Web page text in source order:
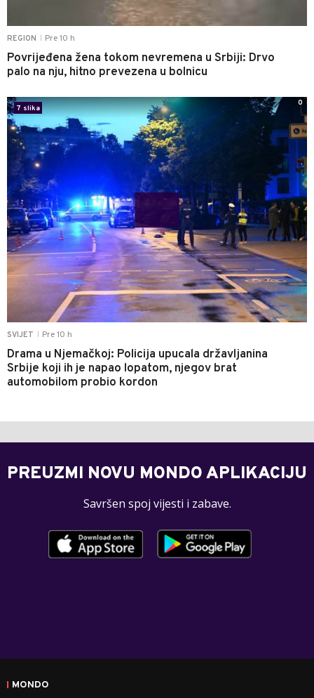
REGION Pre 10 h
Povrijeđena žena tokom nevremena u Srbiji: Drvo
palo na nju, hitno prevezena u bolnicu
SVIJET Pre 10 h
Drama u Njemačkoj: Policija upucala državljanina
Srbije koji ih je napao lopatom, njegov brat
automobilom probio kordon
7 slika
0
PREUZMI NOVU MONDO APLIKACIJU
Savršen spoj vijesti i zabave.
MONDO